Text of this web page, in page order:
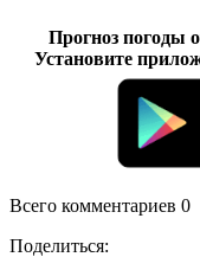
Прогноз погоды
Установите
Всего комментариев 0
Поделиться: